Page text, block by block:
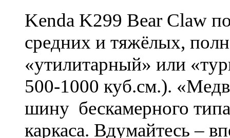
Kenda K299 Bear Claw
средних и тяжёлых,
«утилитарный» или
500-1000 куб.см.).
шину бескамерного
каркаса. Вдумайтесь –